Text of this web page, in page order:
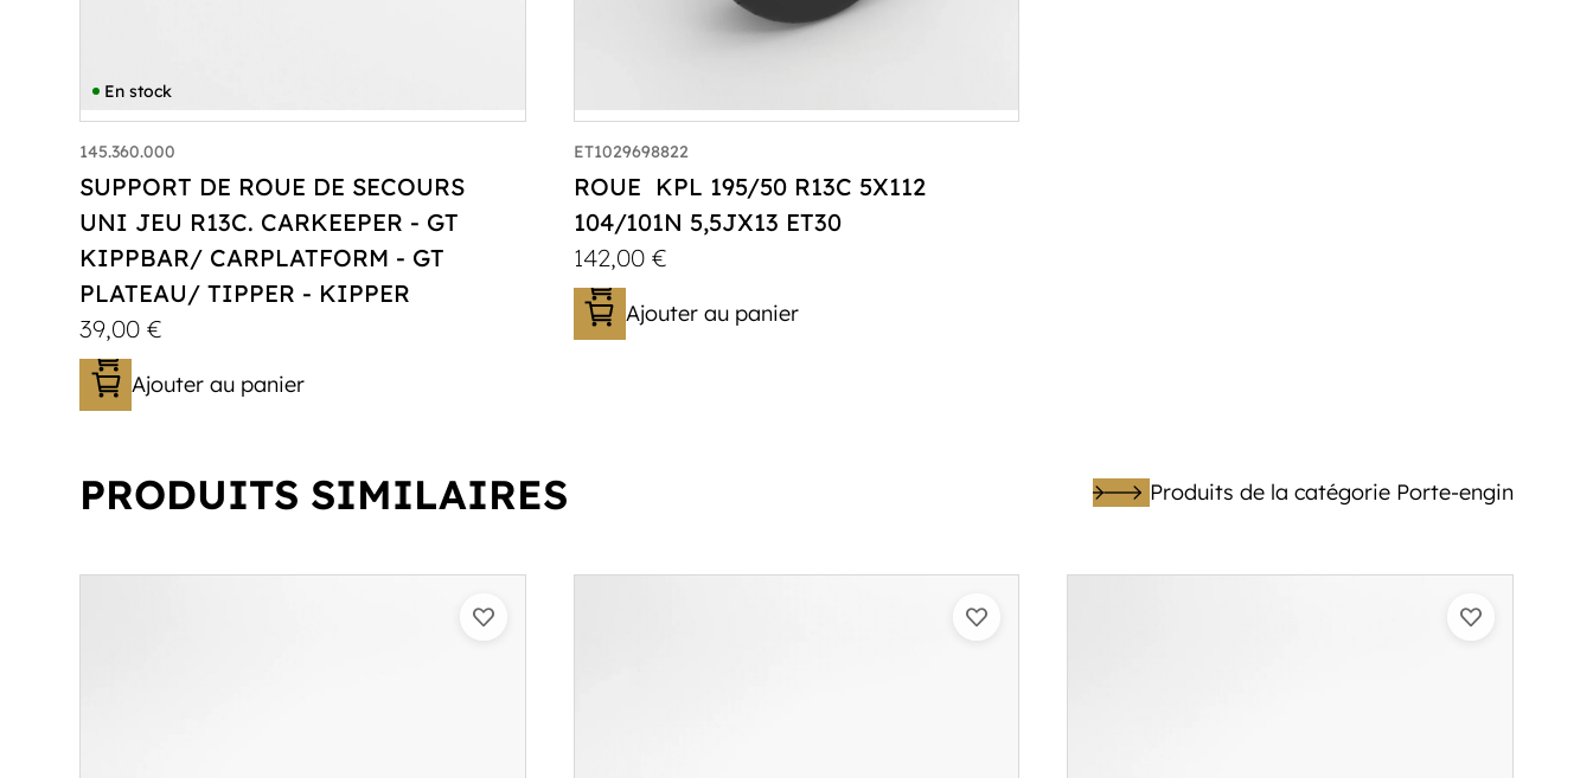
En stock
145.360.000
SUPPORT DE ROUE DE SECOURS
UNI JEU R13C. CARKEEPER - GT
KIPPBAR/ CARPLATFORM - GT
PLATEAU/ TIPPER - KIPPER
39,00€
Ajouter au panier
ET1029698822
ROUE KPL 195/50 R13C 5X112
104/101N 5,5JX13 ET30
142,00 €
Ajouter au panier
PRODUITS SIMILAIRES Produits de la catégorie Porte-engin